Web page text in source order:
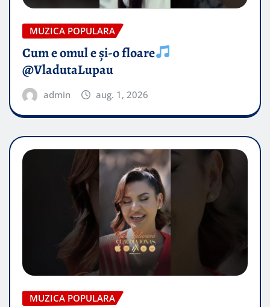
MUZICA POPULARA
Cum e omul e și-o floare
@VladutaLupau
admin aug. 1, 2026
MUZICA POPULARA